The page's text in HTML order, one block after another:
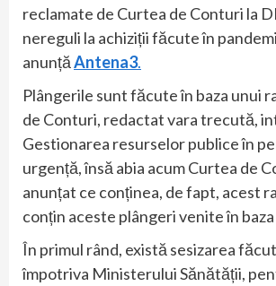
reclamate de Curtea de Conturi la
nereguli la achiziții făcute în
anunțăAntena3.
Plângerile sunt făcute în baza unui
de Conturi, redactat vara trecută,
Gestionarea resurselor publice în
urgență, însă abia acum Curtea de
anunțat ce conținea, de fapt, acest
conțin aceste plângeri venite în
În primul rând, există sesizarea
împotriva Ministerului Sănătății,